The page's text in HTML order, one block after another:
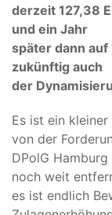
derzeit 127,38
und ein Jahr
später dann auf
zukünftig auch
der
Es ist ein
von der
DPolG
noch weit
es ist endlich